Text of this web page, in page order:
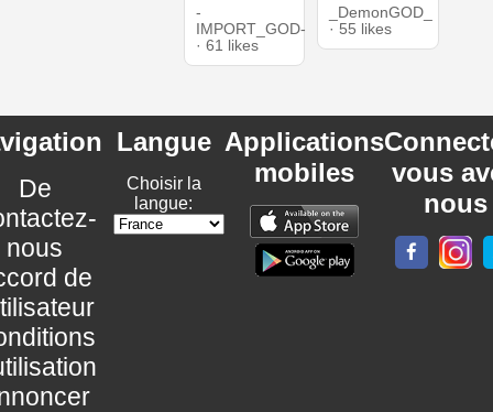
-
IMPORT_GOD-
· 61 likes
_DemonGOD_
· 55 likes
De
nous
de
Langue
Choisir la
langue:
Applications
mobiles
vous
nous